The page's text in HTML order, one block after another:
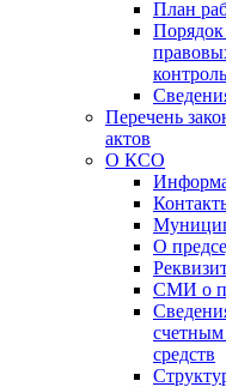
План
Перечень
актов
О КСО
О
СМИ о
средств